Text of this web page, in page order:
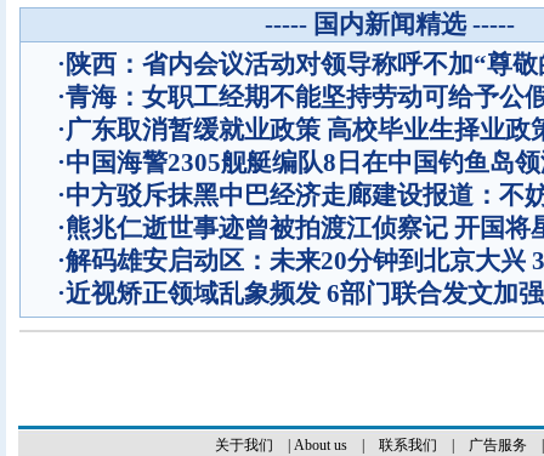
----- 国内新闻精选 -----
·陕西：省内会议活动对领导称呼不加“尊敬
·青海：女职工经期不能坚持劳动可给予公
·广东取消暂缓就业政策 高校毕业生择业政
·中国海警2305舰艇编队8日在中国钓鱼岛
·中方驳斥抹黑中巴经济走廊建设报道：不
·熊兆仁逝世事迹曾被拍渡江侦察记 开国将
·解码雄安启动区：未来20分钟到北京大兴
·近视矫正领域乱象频发 6部门联合发文加
关于我们 About us| 联系我们 广告服务